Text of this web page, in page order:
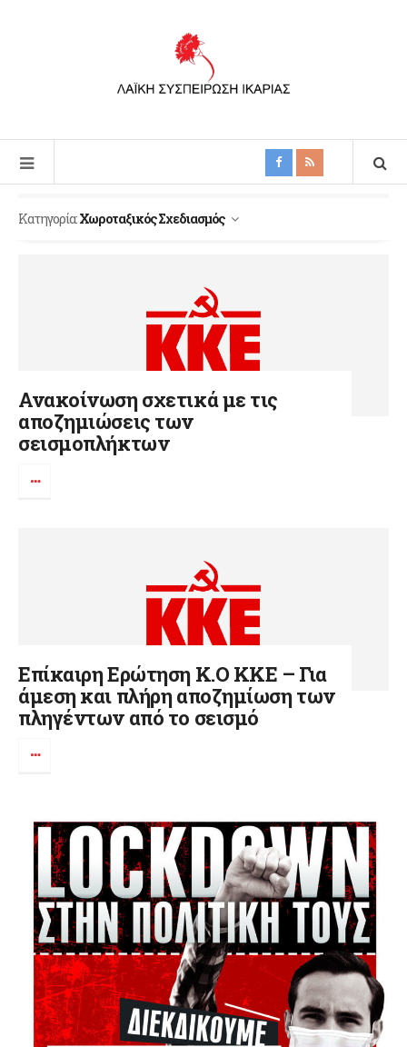
Κατηγορία:Χωροταξικός Σχεδιασμός
Ανακοίνωση σχετικά με τις
αποζημιώσεις των
σεισμοπλήκτων
Επίκαιρη Ερώτηση K.O KKE – Για
άμεση και πλήρη αποζημίωση των
πληγέντων από το σεισμό